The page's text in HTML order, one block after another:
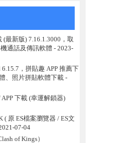
最新版) 7.16.1.3000，取
通話及傳訊軟體 - 2023-
6.15.7，拼貼趣 APP 推薦下
、照片拼貼軟體下載-
下載 (幸運解鎖器)
( 原 ES檔案瀏覽器 / ES文
07-04
of Kings）